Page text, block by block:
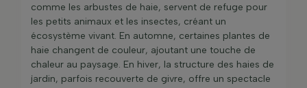
comme les arbustes de haie, servent de refuge pour
les petits animaux et les insectes, créant un
écosystème vivant. En automne, certaines plantes de
haie changent de couleur, ajoutant une touche de
chaleur au paysage. En hiver, la structure des haies de
jardin, parfois recouverte de givre, offre un spectacle